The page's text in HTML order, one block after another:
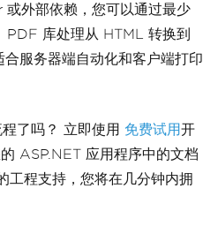
外部依赖，您可以通过最少
PDF 库处理从 HTML 转换到
服务器端自动化和客户端打印
了吗？ 立即使用 免费试用开
ASP.NET 应用程序中的文档
工程支持，您将在几分钟内拥